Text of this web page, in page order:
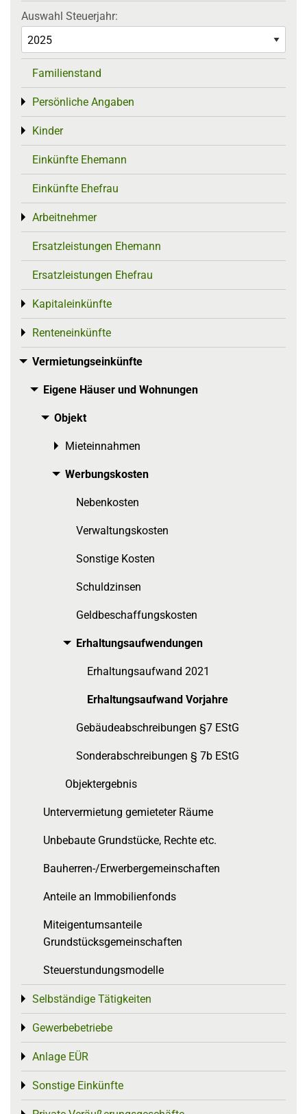
Auswahl Steuerjahr:
Familienstand
Persönliche Angaben
Toggle menu
Kinder
Toggle menu
Einkünfte Ehemann
Einkünfte Ehefrau
Arbeitnehmer
Toggle menu
Ersatzleistungen Ehemann
Ersatzleistungen Ehefrau
Kapitaleinkünfte
Toggle menu
Renteneinkünfte
Toggle menu
Vermietungseinkünfte
Toggle menu
Eigene Häuser und Wohnungen
Toggle menu
Objekt
Toggle menu
Mieteinnahmen
Toggle menu
Werbungskosten
Toggle menu
Nebenkosten
Verwaltungskosten
Sonstige Kosten
Schuldzinsen
Geldbeschaffungskosten
Erhaltungsaufwendungen
Toggle menu
Erhaltungsaufwand 2021
Erhaltungsaufwand Vorjahre
Gebäudeabschreibungen §7 EStG
Sonderabschreibungen § 7b EStG
Objektergebnis
Untervermietung gemieteter Räume
Unbebaute Grundstücke, Rechte etc.
Bauherren-/Erwerbergemeinschaften
Anteile an Immobilienfonds
Miteigentumsanteile
Grundstücksgemeinschaften
Steuerstundungsmodelle
Selbständige Tätigkeiten
Toggle menu
Gewerbebetriebe
Toggle menu
Anlage EÜR
Toggle menu
Sonstige Einkünfte
Toggle menu